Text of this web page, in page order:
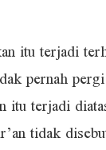
itu terjadi
pernah
itu terjadi
tidak